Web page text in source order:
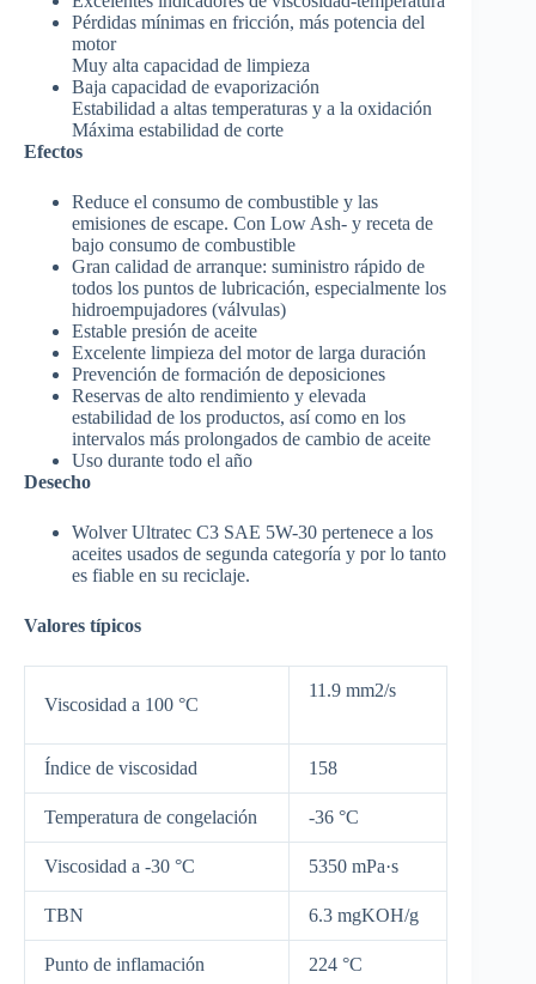
Pérdidas mínimas en fricción, más potencia del
motor
Muy alta capacidad de limpieza
Baja capacidad de evaporización
Estabilidad a altas temperaturas y a la oxidación
Máxima estabilidad de corte
Efectos
Reduce el consumo de combustible y las
emisiones de escape. Con Low Ash- y receta de
bajo consumo de combustible
Gran calidad de arranque: suministro rápido de
todos los puntos de lubricación, especialmente los
hidroempujadores (válvulas)
Estable presión de aceite
Excelente limpieza del motor de larga duración
Prevención de formación de deposiciones
Reservas de alto rendimiento y elevada
estabilidad de los productos, así como en los
intervalos más prolongados de cambio de aceite
Uso durante todo el año
Desecho
Wolver Ultratec C3 SAE 5W-30 pertenece a los
aceites usados de segunda categoría y por lo tanto
es fiable en su reciclaje.
Valores típicos
Viscosidad a 100 °C
11.9 mm2/s
Índice de viscosidad 158
Temperatura de congelación -36 °C
Viscosidad a -30 °C 5350 mPa·s
TBN 6.3 mgKOH/g
Punto de inflamación 224 °C